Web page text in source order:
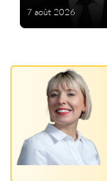
7 août 2026